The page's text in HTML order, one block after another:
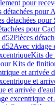
pour
détachées pour
détachées pour
pour
d52Pièces
d52Avec vidage
Kits de
Kits de
et arrivée
et
et arrivée d'eau
excentrique et